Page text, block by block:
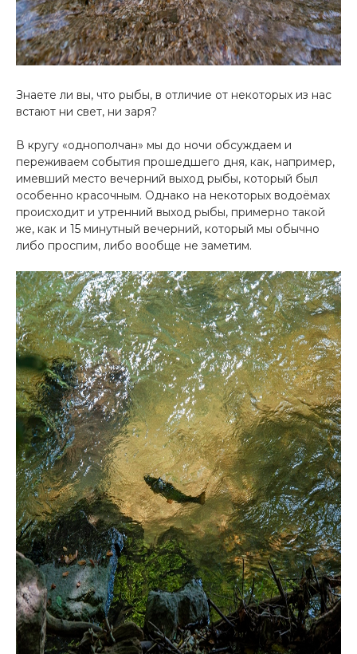
Знаете ли вы, что рыбы, в отличие от некоторых из нас
встают ни свет, ни заря?
В кругу «однополчан» мы до ночи обсуждаем и
переживаем события прошедшего дня, как, например,
имевший место вечерний выход рыбы, который был
особенно красочным. Однако на некоторых водоёмах
происходит и утренний выход рыбы, примерно такой
же, как и 15 минутный вечерний, который мы обычно
либо проспим, либо вообще не заметим.